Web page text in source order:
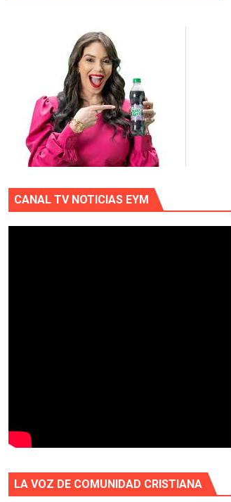
CANAL TV NOTICIAS EYM
LA VOZ DE COMUNIDAD CRISTIANA